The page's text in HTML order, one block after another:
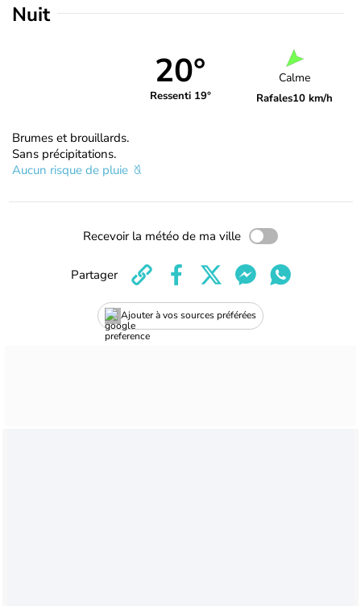
Nuit
20°
Ressenti 19°
Calme
Rafales10 km/h
Brumes et brouillards.
Sans précipitations.
Aucun risque de pluie
Recevoir la météo de ma ville
Ajouter à vos sources préférées
Partager